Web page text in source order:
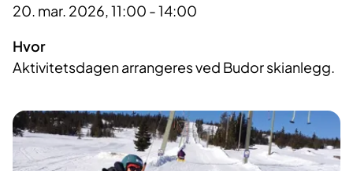
20. mar. 2026, 11:00 - 14:00
Hvor
Aktivitetsdagen arrangeres ved Budor skianlegg.